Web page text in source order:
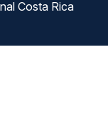
La terminal Costa Rica